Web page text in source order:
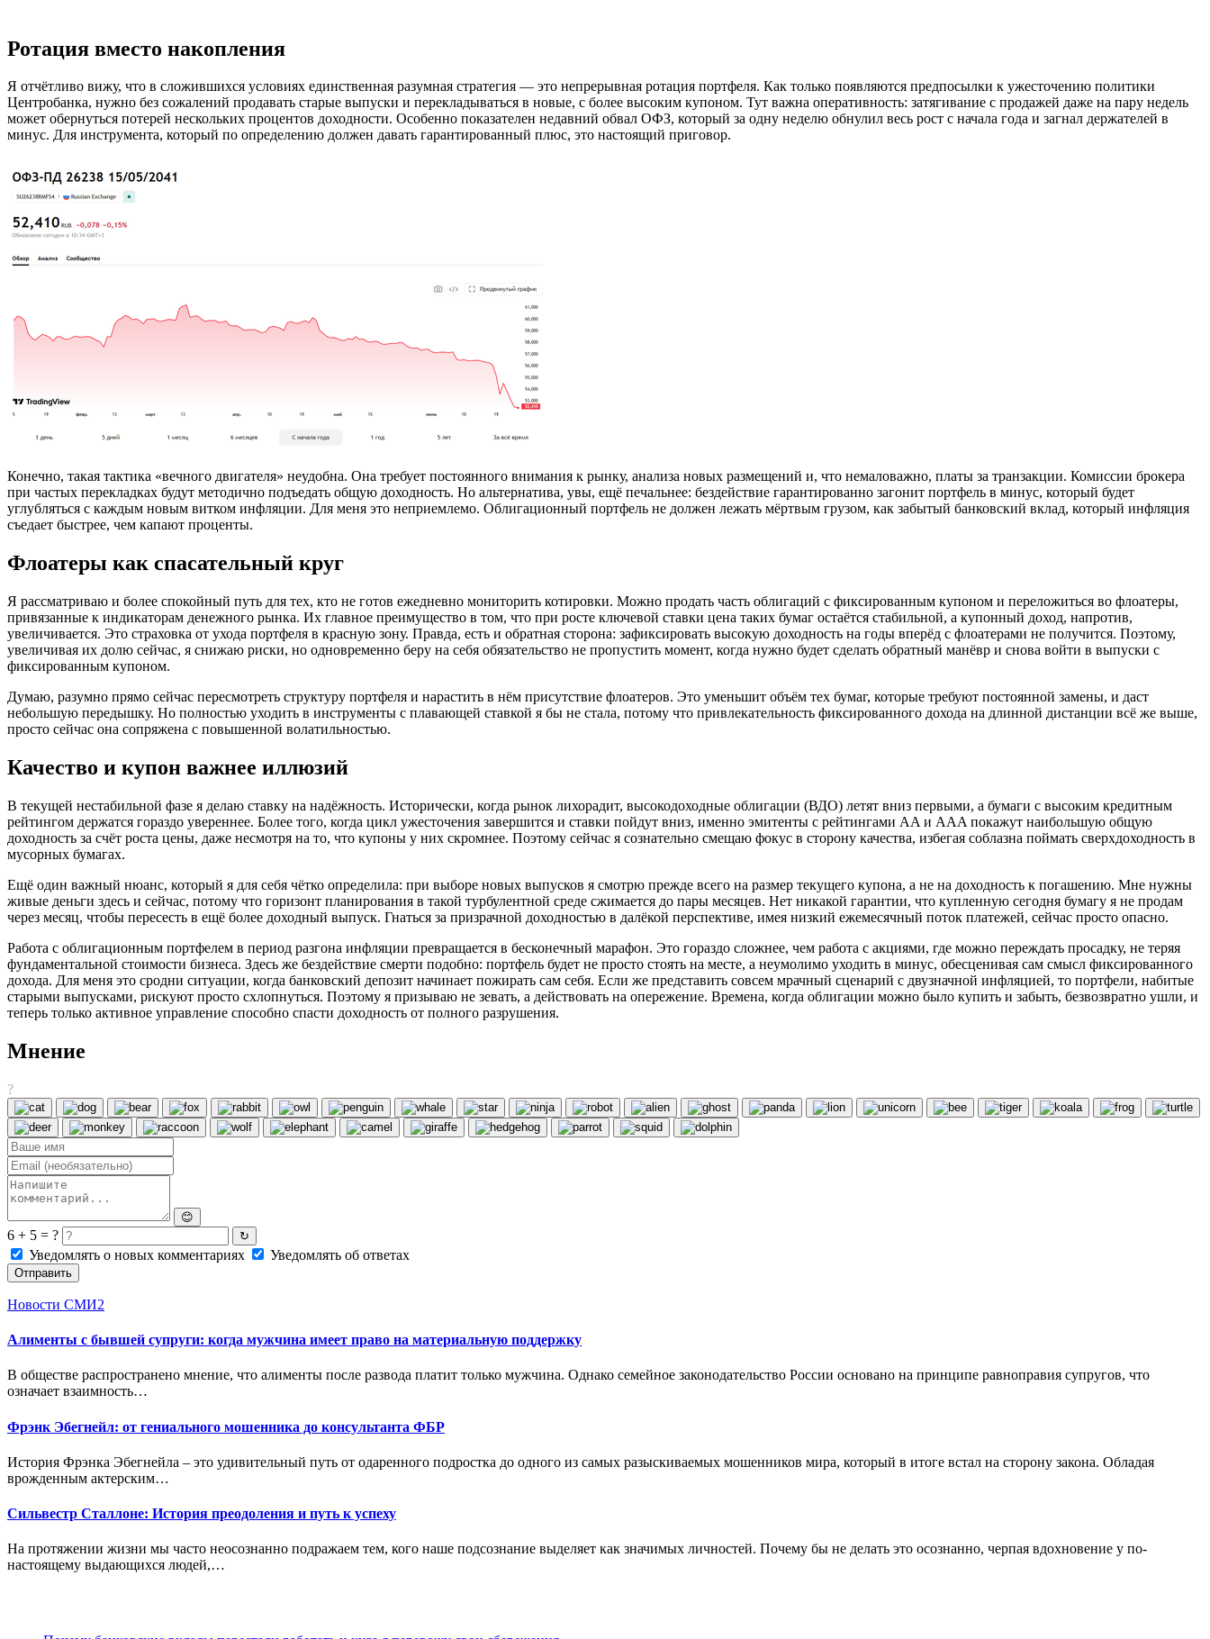
Ротация вместо накопления
Я отчётливо вижу, что в сложившихся условиях единственная разумная стратегия — это непрерывная ротация портфеля. Как только появляются предпосылки к ужесточению политики
Центробанка, нужно без сожалений продавать старые выпуски и перекладываться в новые, с более высоким купоном. Тут важна оперативность: затягивание с продажей даже на пару недель
может обернуться потерей нескольких процентов доходности. Особенно показателен недавний обвал ОФЗ, который за одну неделю обнулил весь рост с начала года и загнал держателей в
минус. Для инструмента, который по определению должен давать гарантированный плюс, это настоящий приговор.
Конечно, такая тактика «вечного двигателя» неудобна. Она требует постоянного внимания к рынку, анализа новых размещений и, что немаловажно, платы за транзакции. Комиссии брокера
при частых перекладках будут методично подъедать общую доходность. Но альтернатива, увы, ещё печальнее: бездействие гарантированно загонит портфель в минус, который будет
углубляться с каждым новым витком инфляции. Для меня это неприемлемо. Облигационный портфель не должен лежать мёртвым грузом, как забытый банковский вклад, который инфляция
съедает быстрее, чем капают проценты.
Флоатеры как спасательный круг
Я рассматриваю и более спокойный путь для тех, кто не готов ежедневно мониторить котировки. Можно продать часть облигаций с фиксированным купоном и переложиться во флоатеры,
привязанные к индикаторам денежного рынка. Их главное преимущество в том, что при росте ключевой ставки цена таких бумаг остаётся стабильной, а купонный доход, напротив,
увеличивается. Это страховка от ухода портфеля в красную зону. Правда, есть и обратная сторона: зафиксировать высокую доходность на годы вперёд с флоатерами не получится. Поэтому,
увеличивая их долю сейчас, я снижаю риски, но одновременно беру на себя обязательство не пропустить момент, когда нужно будет сделать обратный манёвр и снова войти в выпуски с
фиксированным купоном.
Думаю, разумно прямо сейчас пересмотреть структуру портфеля и нарастить в нём присутствие флоатеров. Это уменьшит объём тех бумаг, которые требуют постоянной замены, и даст
небольшую передышку. Но полностью уходить в инструменты с плавающей ставкой я бы не стала, потому что привлекательность фиксированного дохода на длинной дистанции всё же выше,
просто сейчас она сопряжена с повышенной волатильностью.
Качество и купон важнее иллюзий
В текущей нестабильной фазе я делаю ставку на надёжность. Исторически, когда рынок лихорадит, высокодоходные облигации (ВДО) летят вниз первыми, а бумаги с высоким кредитным
рейтингом держатся гораздо увереннее. Более того, когда цикл ужесточения завершится и ставки пойдут вниз, именно эмитенты с рейтингами AA и AAA покажут наибольшую общую
доходность за счёт роста цены, даже несмотря на то, что купоны у них скромнее. Поэтому сейчас я сознательно смещаю фокус в сторону качества, избегая соблазна поймать сверхдоходность в
мусорных бумагах.
Ещё один важный нюанс, который я для себя чётко определила: при выборе новых выпусков я смотрю прежде всего на размер текущего купона, а не на доходность к погашению. Мне нужны
живые деньги здесь и сейчас, потому что горизонт планирования в такой турбулентной среде сжимается до пары месяцев. Нет никакой гарантии, что купленную сегодня бумагу я не продам
через месяц, чтобы пересесть в ещё более доходный выпуск. Гнаться за призрачной доходностью в далёкой перспективе, имея низкий ежемесячный поток платежей, сейчас просто опасно.
Работа с облигационным портфелем в период разгона инфляции превращается в бесконечный марафон. Это гораздо сложнее, чем работа с акциями, где можно переждать просадку, не теряя
фундаментальной стоимости бизнеса. Здесь же бездействие смерти подобно: портфель будет не просто стоять на месте, а неумолимо уходить в минус, обесценивая сам смысл фиксированного
дохода. Для меня это сродни ситуации, когда банковский депозит начинает пожирать сам себя. Если же представить совсем мрачный сценарий с двузначной инфляцией, то портфели, набитые
старыми выпусками, рискуют просто схлопнуться. Поэтому я призываю не зевать, а действовать на опережение. Времена, когда облигации можно было купить и забыть, безвозвратно ушли, и
теперь только активное управление способно спасти доходность от полного разрушения.
Мнение
?
😊
6 + 5 = ? ↻
Уведомлять о новых комментариях Уведомлять об ответах
Отправить
Новости СМИ2
Алименты с бывшей супруги: когда мужчина имеет право на материальную поддержку
В обществе распространено мнение, что алименты после развода платит только мужчина. Однако семейное законодательство России основано на принципе равноправия супругов, что
означает взаимность…
Фрэнк Эбегнейл: от гениального мошенника до консультанта ФБР
История Фрэнка Эбегнейла – это удивительный путь от одаренного подростка до одного из самых разыскиваемых мошенников мира, который в итоге встал на сторону закона. Обладая
врожденным актерским…
Сильвестр Сталлоне: История преодоления и путь к успеху
На протяжении жизни мы часто неосознанно подражаем тем, кого наше подсознание выделяет как значимых личностей. Почему бы не делать это осознанно, черпая вдохновение у по-
настоящему выдающихся людей,…